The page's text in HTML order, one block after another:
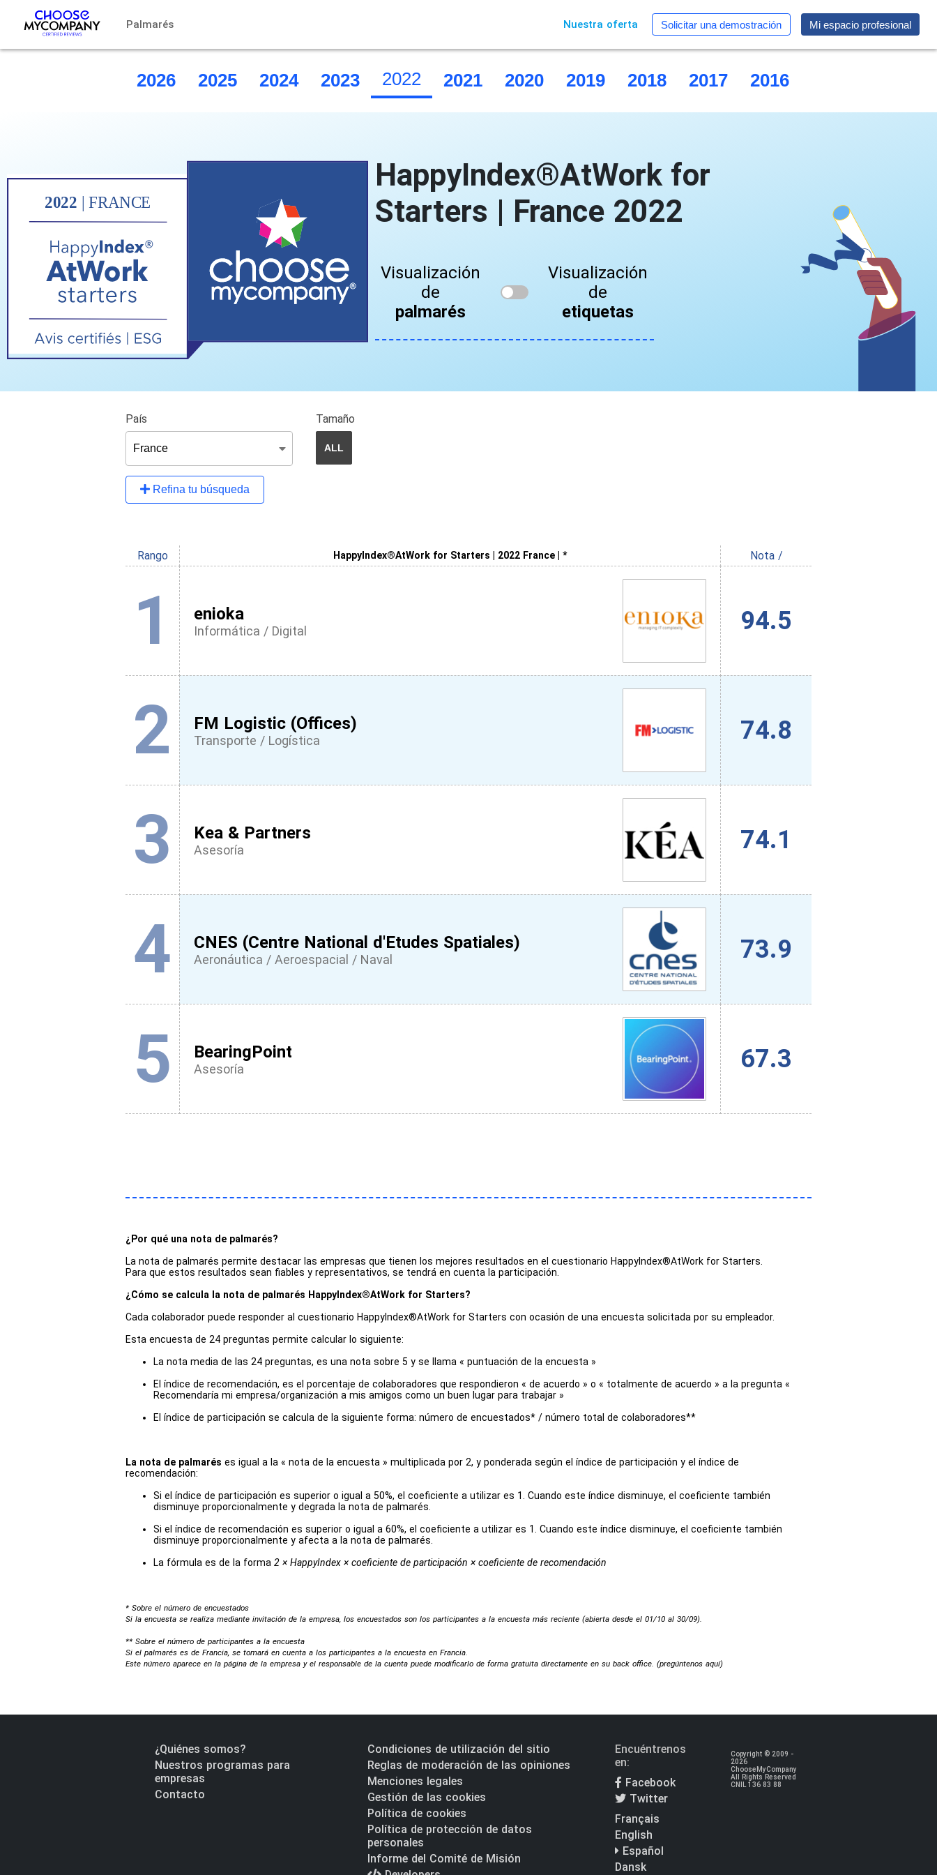
Palmarés Nuestra oferta Solicitar una demostración Mi espacio profesional
2026 2025 2024 2023 2022 2021 2020 2019 2018 2017 2016
HappyIndex®AtWork for
Starters | France 2022
Visualización
de
palmarés
Visualización
de
etiquetas
País Tamaño
ALL
Refina tu búsqueda
Rango HappyIndex®AtWork for Starters | 2022 France | * Nota /
1 enioka
Informática / Digital 94.5
2 FM Logistic (Offices)
Transporte / Logística 74.8
3 Kea & Partners
Asesoría 74.1
4 CNES (Centre National d'Etudes Spatiales)
Aeronáutica / Aeroespacial / Naval 73.9
5 BearingPoint
Asesoría 67.3
¿Por qué una nota de palmarés?
La nota de palmarés permite destacar las empresas que tienen los mejores resultados en el cuestionario HappyIndex®AtWork for Starters.
Para que estos resultados sean fiables y representativos, se tendrá en cuenta la participación.
¿Cómo se calcula la nota de palmarés HappyIndex®AtWork for Starters?
Cada colaborador puede responder al cuestionario HappyIndex®AtWork for Starters con ocasión de una encuesta solicitada por su empleador.
Esta encuesta de 24 preguntas permite calcular lo siguiente:
La nota media de las 24 preguntas, es una nota sobre 5 y se llama « puntuación de la encuesta »
El índice de recomendación, es el porcentaje de colaboradores que respondieron « de acuerdo » o « totalmente de acuerdo » a la pregunta «
Recomendaría mi empresa/organización a mis amigos como un buen lugar para trabajar »
El índice de participación se calcula de la siguiente forma: número de encuestados* / número total de colaboradores**
La nota de palmarés es igual a la « nota de la encuesta » multiplicada por 2, y ponderada según el índice de participación y el índice de
recomendación:
Si el índice de participación es superior o igual a 50%, el coeficiente a utilizar es 1. Cuando este índice disminuye, el coeficiente también
disminuye proporcionalmente y degrada la nota de palmarés.
Si el índice de recomendación es superior o igual a 60%, el coeficiente a utilizar es 1. Cuando este índice disminuye, el coeficiente también
disminuye proporcionalmente y afecta a la nota de palmarés.
La fórmula es de la forma 2 × HappyIndex × coeficiente de participación × coeficiente de recomendación
* Sobre el número de encuestados
Si la encuesta se realiza mediante invitación de la empresa, los encuestados son los participantes a la encuesta más reciente (abierta desde el 01/10 al 30/09).
** Sobre el número de participantes a la encuesta
Si el palmarés es de Francia, se tomará en cuenta a los participantes a la encuesta en Francia.
Este número aparece en la página de la empresa y el responsable de la cuenta puede modificarlo de forma gratuita directamente en su back office. (pregúntenos aquí)
¿Quiénes somos?
Nuestros programas para
empresas
Contacto
Condiciones de utilización del sitio
Reglas de moderación de las opiniones
Menciones legales
Gestión de las cookies
Política de cookies
Política de protección de datos
personales
Informe del Comité de Misión
Encuéntrenos
en:
Facebook
Twitter
Français
English
Español
Dansk
Copyright © 2009 -
2026
ChooseMyCompany
All Rights Reserved
CNIL 136 83 88